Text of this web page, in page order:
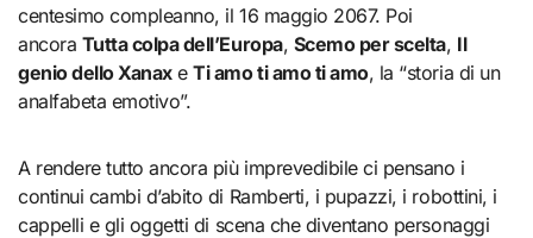
centesimo compleanno, il 16 maggio 2067. Poi
ancora Tutta colpa dell’Europa, Scemo per scelta, Il
genio dello XanaxeTi amo ti amo ti amo, la “storia di un
analfabeta emotivo”.
A rendere tutto ancora più imprevedibile ci pensano i
continui cambi d’abito di Ramberti, i pupazzi, i robottini, i
cappelli e gli oggetti di scena che diventano personaggi